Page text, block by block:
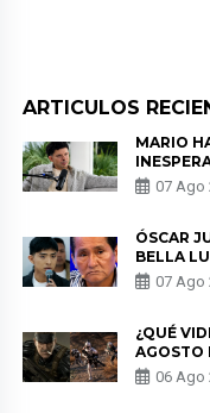
ARTICULOS
MARIO
SALUD
KORINA:
07 Ago
ÓSCAR
BELLA
PADRE
NALDY
07 Ago
¿QUÉ
AGOSTO
LOS06 Ago